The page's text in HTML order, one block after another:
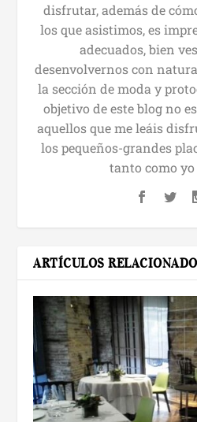
disfrutar, además de
los que asistimos, es
adecuados, bien
desenvolvernos con
la sección de moda y
objetivo de este blog no
aquellos que me leáis
los pequeños-grandes
tanto como yo
ARTÍCULOS